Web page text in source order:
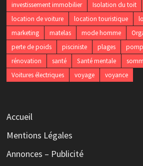
investissement immobilier
Isolation du toit
location de voiture
location touristique
marketing
matelas mode homme
perte de poids
pisciniste plages
rénovation
santé Santé mentale
Voitures électriques
voyage voyance
Accueil
Mentions Légales
Annonces – Publicité